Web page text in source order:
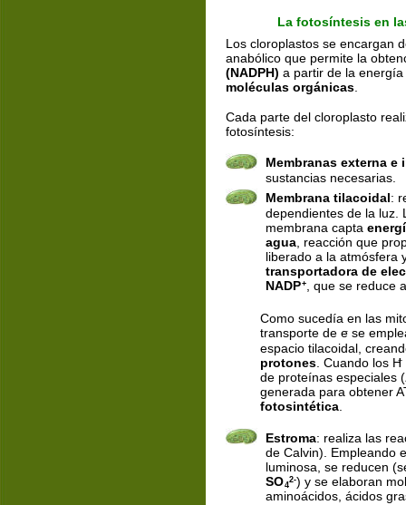
La fotosíntesis en
Los cloroplastos se encargan
anabólico que permite la
(NADPH) a partir de la
moléculas orgánicas.
Cada parte del cloroplasto
fotosíntesis:
Membranas externa e
sustancias necesarias.
Membrana tilacoidal:
dependientes de la luz.
membrana capta
agua , reacción que
liberado a la atmósfera
transportadora de
NADP+ , que se reduce
Como sucedía en las
transporte de e- se
espacio tilacoidal,
protones. Cuando los H+
de proteínas especiales (
generada para obtener
fotosintética.
Estroma: realiza las
de Calvin). Empleando
luminosa, se reducen
SO4
2-) y se elaboran
aminoácidos, ácidos